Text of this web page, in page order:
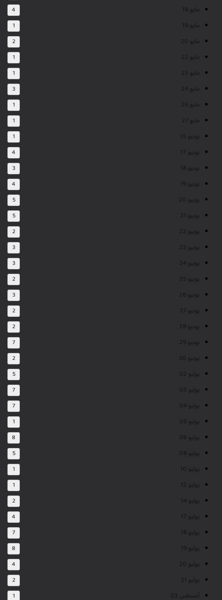
مايو 18 4
مايو 19 1
مايو 20 2
مايو 22 1
مايو 23 1
مايو 24 3
مايو 26 1
مايو 27 1
يونيو 15 1
يونيو 17 4
يونيو 18 3
يونيو 19 4
يونيو 20 5
يونيو 21 5
يونيو 22 2
يونيو 23 3
يونيو 24 3
يونيو 25 2
يونيو 26 3
يونيو 27 2
يونيو 28 2
يونيو 29 7
يونيو 30 2
يوليو 02 5
يوليو 03 7
يوليو 04 7
يوليو 05 1
يوليو 06 8
يوليو 08 5
يوليو 10 1
يوليو 12 1
يوليو 14 2
يوليو 17 4
يوليو 18 7
يوليو 19 8
يوليو 20 4
يوليو 21 2
أغسطس 03 1